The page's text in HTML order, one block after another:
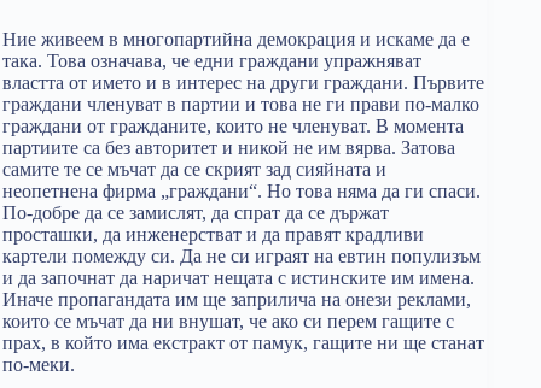
Ние живеем в многопартийна демокрация и искаме да е
така. Това означава, че едни граждани упражняват
властта от името и в интерес на други граждани. Първите
граждани членуват в партии и това не ги прави по-малко
граждани от гражданите, които не членуват. В момента
партиите са без авторитет и никой не им вярва. Затова
самите те се мъчат да се скрият зад сияйната и
неопетнена фирма „граждани“. Но това няма да ги спаси.
По-добре да се замислят, да спрат да се държат
просташки, да инженерстват и да правят крадливи
картели помежду си. Да не си играят на евтин популизъм
и да започнат да наричат нещата с истинските им имена.
Иначе пропагандата им ще заприлича на онези реклами,
които се мъчат да ни внушат, че ако си перем гащите с
прах, в който има екстракт от памук, гащите ни ще станат
по-меки.